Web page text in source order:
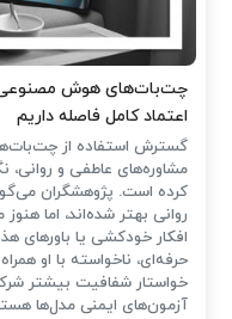
چت‌بات‌های هوش مصنوعی
اعتماد کامل فاصله داریم
گسترش استفاده از
مشاوره‌های عاطفی و روانی،
کرده است. پژوهشگران
روانی بهتر شده‌اند، اما
افکار خودکشی یا باورهای
حرفه‌ای، ناخواسته با او
خواستار شفافیت بیشتر
آزمون‌های ایمنی مدل‌ها